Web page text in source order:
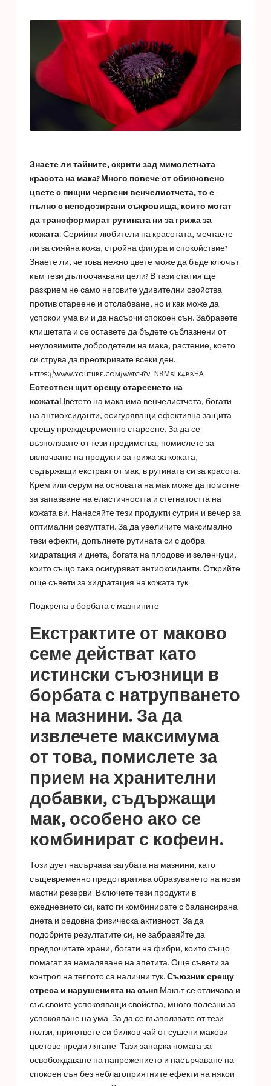
s
u
c
s
Знаете ли тайните, скрити зад мимолетната
красота на мака? Много повече от обикновено
цвете с пищни червени венчелистчета, то е
пълно с неподозирани съкровища, които могат
да трансформират рутината ни за грижа за
кожата.Серийни любители на красотата, мечтаете
ли за сияйна кожа, стройна фигура и спокойствие?
Знаете ли, че това нежно цвете може да бъде ключът
към тези дългоочаквани цели? В тази статия ще
разкрием не само неговите удивителни свойства
против стареене и отслабване, но и как може да
успокои ума ви и да насърчи спокоен сън. Забравете
клишетата и се оставете да бъдете съблазнени от
неуловимите добродетели на мака, растение, което
си струва да преоткривате всеки ден.
https://www.youtube.com/watch?v=N8MsLk4bbHA
Естествен щит срещу стареенето на
кожатаЦветето на мака има венчелистчета, богати
на антиоксиданти, осигуряващи ефективна защита
срещу преждевременно стареене. За да се
възползвате от тези предимства, помислете за
включване на продукти за грижа за кожата,
съдържащи екстракт от мак, в рутината си за красота.
Крем или серум на основата на мак може да помогне
за запазване на еластичността и стегнатостта на
кожата ви. Нанасяйте тези продукти сутрин и вечер за
оптимални резултати. За да увеличите максимално
тези ефекти, допълнете рутината си с добра
хидратация и диета, богата на плодове и зеленчуци,
които също така осигуряват антиоксиданти. Открийте
още съвети за хидратация на кожата тук.
Подкрепа в борбата с мазнините
Екстрактите от маково
семе действат като
истински съюзници в
борбата с натрупването
на мазнини. За да
извлечете максимума
от това, помислете за
прием на хранителни
добавки, съдържащи
мак, особено ако се
комбинират с кофеин.
Този дует насърчава загубата на мазнини, като
същевременно предотвратява образуването на нови
мастни резерви. Включете тези продукти в
ежедневието си, като ги комбинирате с балансирана
диета и редовна физическа активност. За да
подобрите резултатите си, не забравяйте да
предпочитате храни, богати на фибри, които също
помагат за намаляване на апетита. Още съвети за
контрол на теглото са налични тук. Съюзник срещу
стреса и нарушенията на съня Макът се отличава и
със своите успокояващи свойства, много полезни за
успокояване на ума. За да се възползвате от тези
ползи, пригответе си билков чай ​​от сушени макови
цветове преди лягане. Тази запарка помага за
освобождаване на напрежението и насърчаване на
спокоен сън без неблагоприятните ефекти на някои